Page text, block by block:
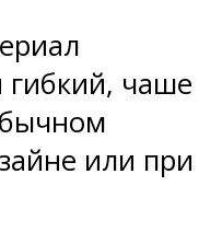
гибкий, чаше
или при